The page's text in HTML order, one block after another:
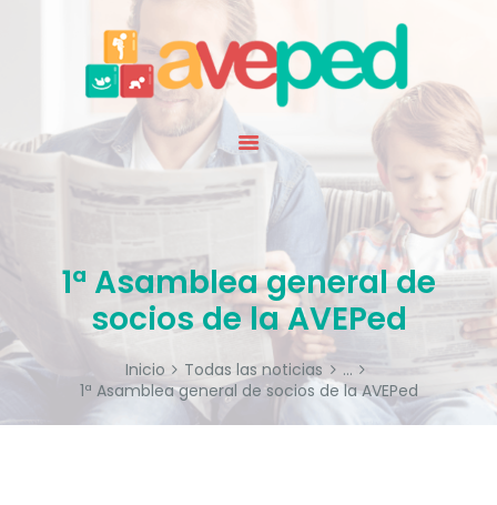
1ª Asamblea general de
socios de la AVEPed
Inicio Todas las noticias
...
1ª Asamblea general de socios de la AVEPed
INICIO
QUIENES SOMOS
ESPECIALIDAD
NOTICIAS
RECURSOS
SOCIOS
CONTACTO